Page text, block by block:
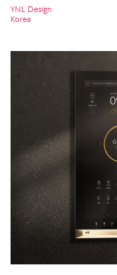
YNL Design
Korea